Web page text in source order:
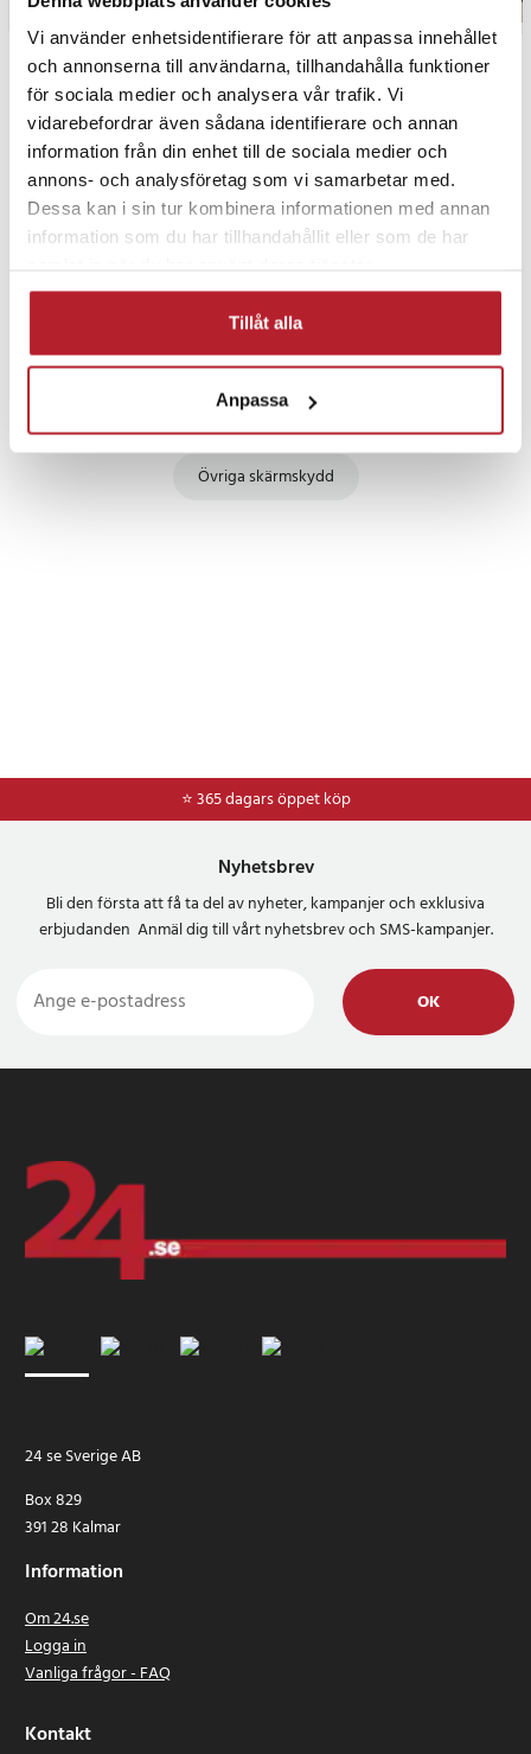
Vi använder enhetsidentifierare för att anpassa innehållet
och annonserna till användarna, tillhandahålla funktioner
för sociala medier och analysera vår trafik. Vi
vidarebefordrar även sådana identifierare och annan
information från din enhet till de sociala medier och
annons- och analysföretag som vi samarbetar med.
Dessa kan i sin tur kombinera informationen med annan
information som du har tillhandahållit eller som de har
Tillåt alla
Anpassa
PRISGARANTI
UTFÖRSÄLJNING
Fortsätt att fynda
Mobiltillbehör Skärmskydd
Övriga skärmskydd
⭐ 365 dagars öppet köp
Nyhetsbrev
Bli den första att få ta del av nyheter, kampanjer och exklusiva
erbjudanden Anmäl dig till vårt nyhetsbrev och SMS-kampanjer.
OK
24 se Sverige AB
Box 829
391 28 Kalmar
Information
Om 24.se
Logga in
Vanliga frågor - FAQ
Kontakt